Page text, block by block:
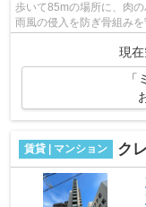
歩いて85mの場所に、肉
雨風の侵入を防ぎ骨組み
現在
賃貸 | マンション ク